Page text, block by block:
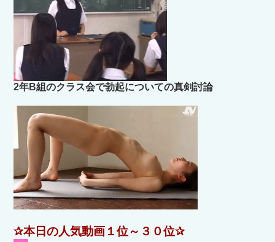
2年B組のクラス会で勃起についての真剣討論
✰本日の人気動画１位～３０位✰